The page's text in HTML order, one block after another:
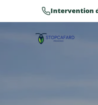
Intervention
au